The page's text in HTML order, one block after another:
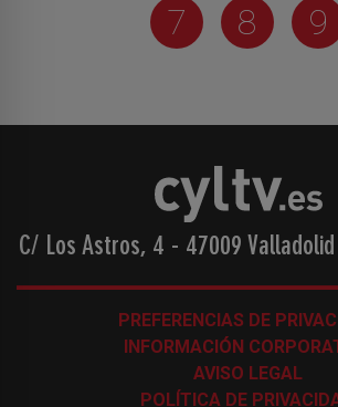
7
8 9
C/ Los Astros, 4 - 47009 Valladolid
PREFERENCIAS DE
INFORMACIÓN
AVISO LEGAL
POLÍTICA DE